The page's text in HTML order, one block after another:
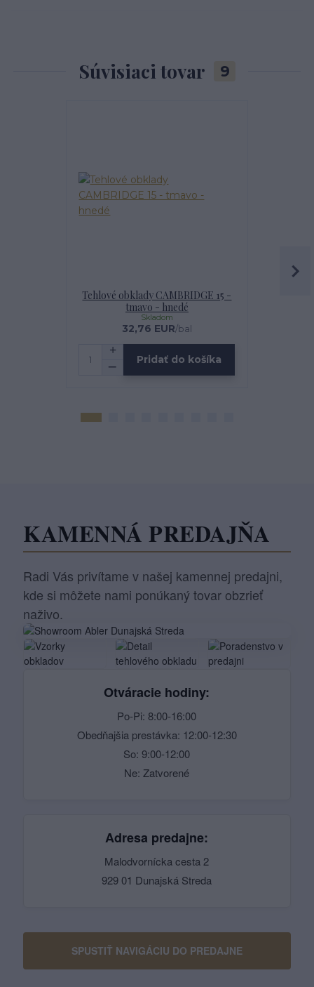
Súvisiaci tovar 9
Tehlové obklady CAMBRIDGE 15 -
tmavo - hnedé
32,76 EUR/bal
Skladom
Pridať do košíka
KAMENNÁ PREDAJŇA
Radi Vás privítame v našej kamennej predajni,
kde si môžete nami ponúkaný tovar obzrieť
naživo.
Otváracie hodiny:
Po-Pi: 8:00-16:00
Obedňajšia prestávka: 12:00-12:30
So: 9:00-12:00
Ne: Zatvorené
Adresa predajne:
Malodvornícka cesta 2
929 01 Dunajská Streda
SPUSTIŤ NAVIGÁCIU DO PREDAJNE